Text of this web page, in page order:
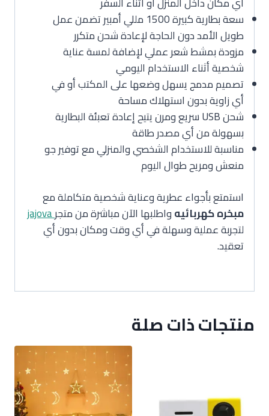
سعة بطارية كبيرة 1500 مللي أمبير تضمن عمل
طويل الأمد دون الحاجة لإعادة شحن متكرر
مزودة بمشط شعر عملي لإضافة لمسة عناية
شخصية أثناء الاستخدام اليومي
تصميم مدمج يسهل وضعها على المكتب أو في
أي زاوية بدون استهلاك مساحة
شحن USB سريع ومرن يتيح إعادة تعبئة البطارية
بسهولة من أي مصدر طاقة
مناسبة للاستخدام الشخصي والمنزلي مع توفير جو
منعش ومريح طوال اليوم
استمتع بأجواء عطرية وعناية شخصية متكاملة مع
مبخره كهربائيهواطلبها الآن مباشرة من متجرjajova
لتجربة عملية وسهلة في أي وقت ومكان بدون أي
تعقيد.
منتجات ذات صلة